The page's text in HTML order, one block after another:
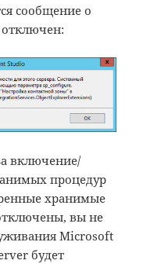
сообщение о
включение/
процедур
хранимые
вы не
Microsoft
будет